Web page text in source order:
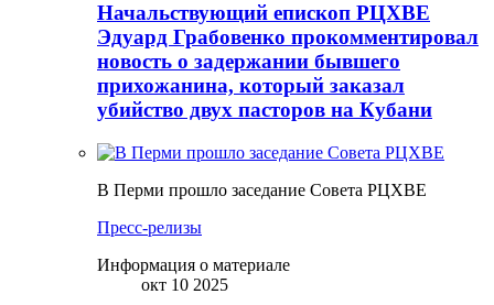
Начальствующий епископ РЦХВЕ
Эдуард Грабовенко прокомментировал
новость о задержании бывшего
прихожанина, который заказал
убийство двух пасторов на Кубани
В Перми прошло заседание Совета РЦХВЕ
Пресс-релизы
Информация о материале
окт 10 2025